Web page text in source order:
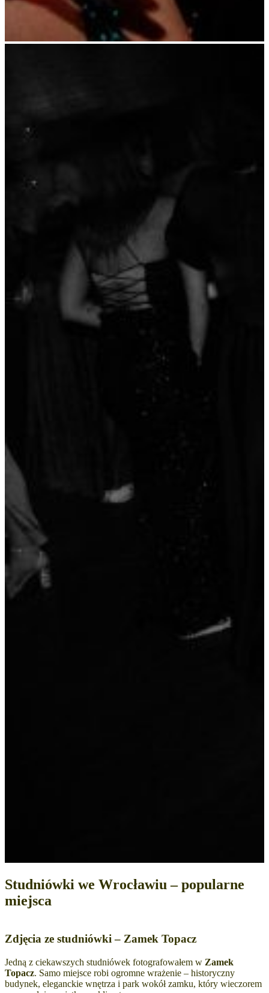
Studniówki we Wrocławiu – popularne
miejsca
Zdjęcia ze studniówki – Zamek Topacz
Jedną z ciekawszych studniówek fotografowałem w Zamek
Topacz. Samo miejsce robi ogromne wrażenie – historyczny
budynek, eleganckie wnętrza i park wokół zamku, który wieczorem